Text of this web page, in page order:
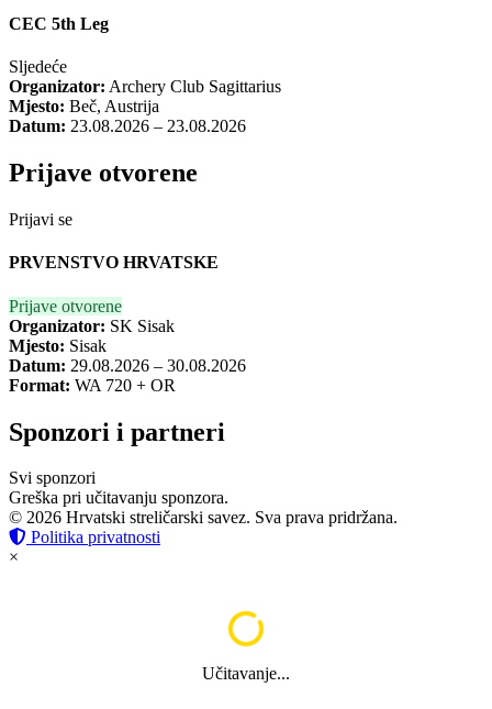
CEC 5th Leg
Sljedeće
Organizator: Archery Club Sagittarius
Mjesto: Beč, Austrija
Datum: 23.08.2026 – 23.08.2026
Prijave otvorene
Prijavi se
PRVENSTVO HRVATSKE
Prijave otvorene
Organizator: SK Sisak
Mjesto: Sisak
Datum: 29.08.2026 – 30.08.2026
Format: WA 720 + OR
Sponzori i partneri
Svi sponzori
Greška pri učitavanju sponzora.
© 2026 Hrvatski streličarski savez. Sva prava pridržana.
Politika privatnosti
×
Učitavanje...